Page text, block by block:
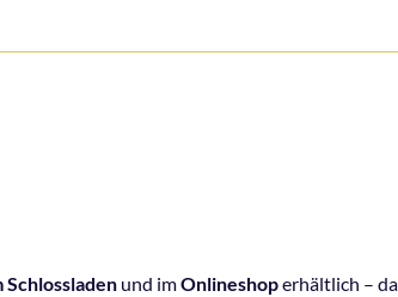
Schlossladenund imOnlineshoperhältlich –